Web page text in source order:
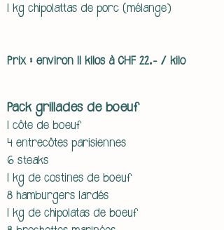
1 kg chipolattas de porc (mélange)
Prix : environ 11 kilos à CHF 22.- / kilo​
Pack grillades de boeuf
​1 côte de boeuf
4 entrecôtes parisiennes
6 steaks
1 kg de costines de boeuf
8 hamburgers lardés
1 kg de chipolatas de boeuf